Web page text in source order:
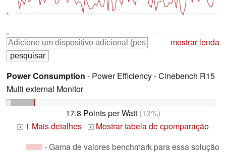
0
5
mostrar lenda
Power Consumption - Power Efficiency - Cinebench R15
Multi external Monitor
17.8 Points per Watt (13%)
+ 1 Mais detalhes + Mostrar tabela de cpomparação
- Gama de valores benchmark para essa solução